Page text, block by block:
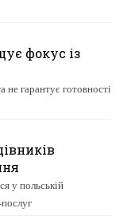
фокус із
не гарантує готовності
у польській